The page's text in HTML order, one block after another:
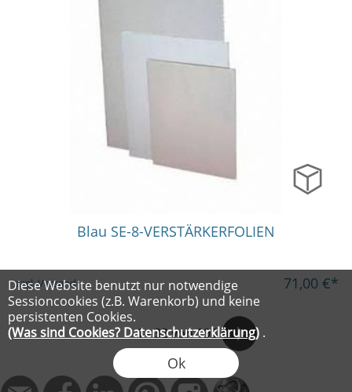
Diese Website benutzt nur notwendige
Sessioncookies (z.B. Warenkorb) und keine
persistenten Cookies.
(Was sind Cookies? Datenschutzerklärung) .
Ok
in vielen Varianten
Blau SE-8-VERSTÄRKERFOLIEN
zzgl. Versand 71,00 €*
1-32von 198